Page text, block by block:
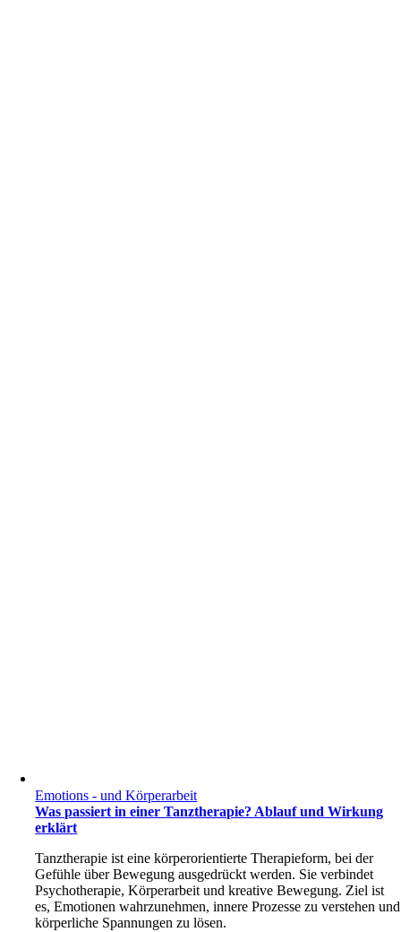
Emotions - und Körperarbeit
Was passiert in einer Tanztherapie? Ablauf und Wirkung
erklärt
Tanztherapie ist eine körperorientierte Therapieform, bei der
Gefühle über Bewegung ausgedrückt werden. Sie verbindet
Psychotherapie, Körperarbeit und kreative Bewegung. Ziel ist
es, Emotionen wahrzunehmen, innere Prozesse zu verstehen und
körperliche Spannungen zu lösen.